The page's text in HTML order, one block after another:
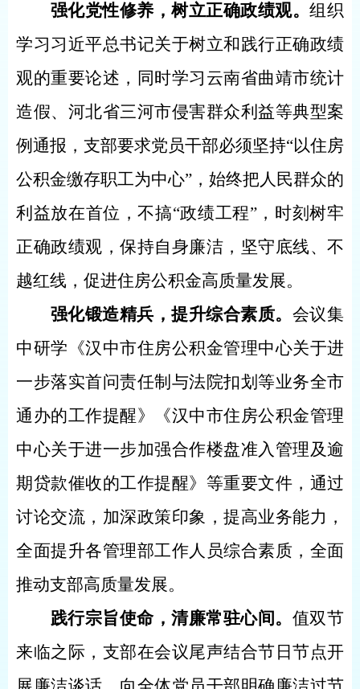
强化党性修养，树立正确政绩观。组织
学习习近平总书记关于树立和践行正确政绩
观的重要论述，同时学习云南省曲靖市统计
造假、河北省三河市侵害群众利益等典型案
例通报，支部要求党员干部必须坚持“以住房
公积金缴存职工为中心”，始终把人民群众的
利益放在首位，不搞“政绩工程”，时刻树牢
正确政绩观，保持自身廉洁，坚守底线、不
越红线，促进住房公积金高质量发展。
强化锻造精兵，提升综合素质。 会议集
中研学《汉中市住房公积金管理中心关于进
一步落实首问责任制与法院扣划等业务全市
通办的工作提醒》《汉中市住房公积金管理
中心关于进一步加强合作楼盘准入管理及逾
期贷款催收的工作提醒》等重要文件，通过
讨论交流，加深政策印象，提高业务能力，
全面提升各管理部工作人员综合素质，全面
推动支部高质量发展。
践行宗旨使命，清廉常驻心间。 值双节
来临之际，支部在会议尾声结合节日节点开